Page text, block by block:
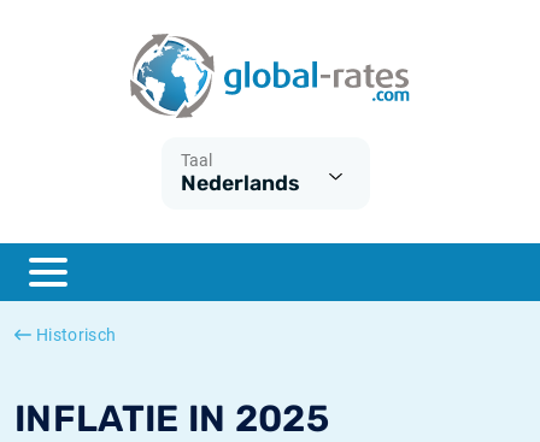
Taal
Nederlands
Historisch
INFLATIE IN 2025
ESTER
SONIA
Wat is CPI inflatie?
Wat is HICP inflatie?
Nederlandse inflatie - CPI
Amerikaanse inflatie - CPI
Euribor historie
SOFR historie
TONAR historie
Inflatiecalculator